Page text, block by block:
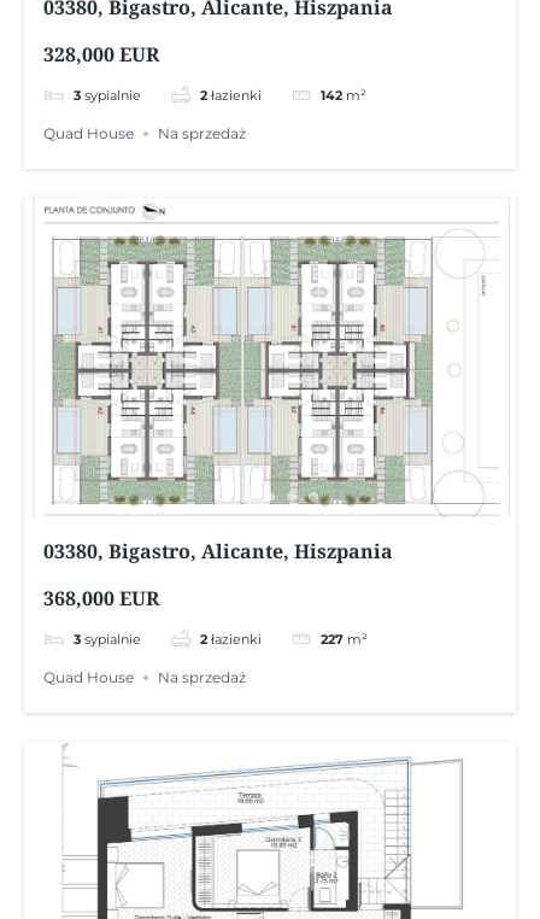
03380, Bigastro, Alicante, Hiszpania
328,000 EUR
3 sypialnie 2 łazienki 142 m²
Quad House Na sprzedaż
03380, Bigastro, Alicante, Hiszpania
368,000 EUR
3 sypialnie 2 łazienki 227 m²
Quad House Na sprzedaż